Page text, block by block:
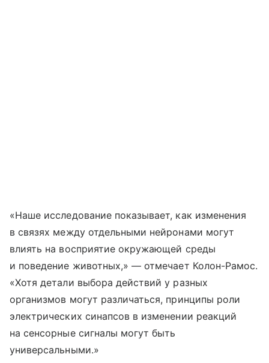
«Наше исследование показывает, как изменения
в связях между отдельными нейронами могут
влиять на восприятие окружающей среды
и поведение животных,» — отмечает Колон-Рамос.
«Хотя детали выбора действий у разных
организмов могут различаться, принципы роли
электрических синапсов в изменении реакций
на сенсорные сигналы могут быть
универсальными.»